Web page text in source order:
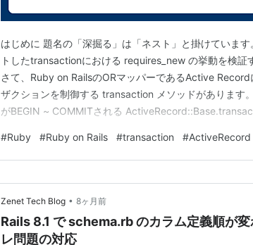
はじめに 題名の「深掘る」は「ネスト」と掛けていま
トしたtransactionにおける requires_new の挙動を検証
さて、Ruby on RailsのORマッパーであるActive
ザクションを制御する transaction メソッドがあります
がBEGIN ~ COMMITされる
#Ruby #Ruby on Rails #transaction #ActiveRecord
Zenet Tech Blog • 8ヶ月前
Rails 8.1 で schema.rb のカラム定義順が
レ問題の対応